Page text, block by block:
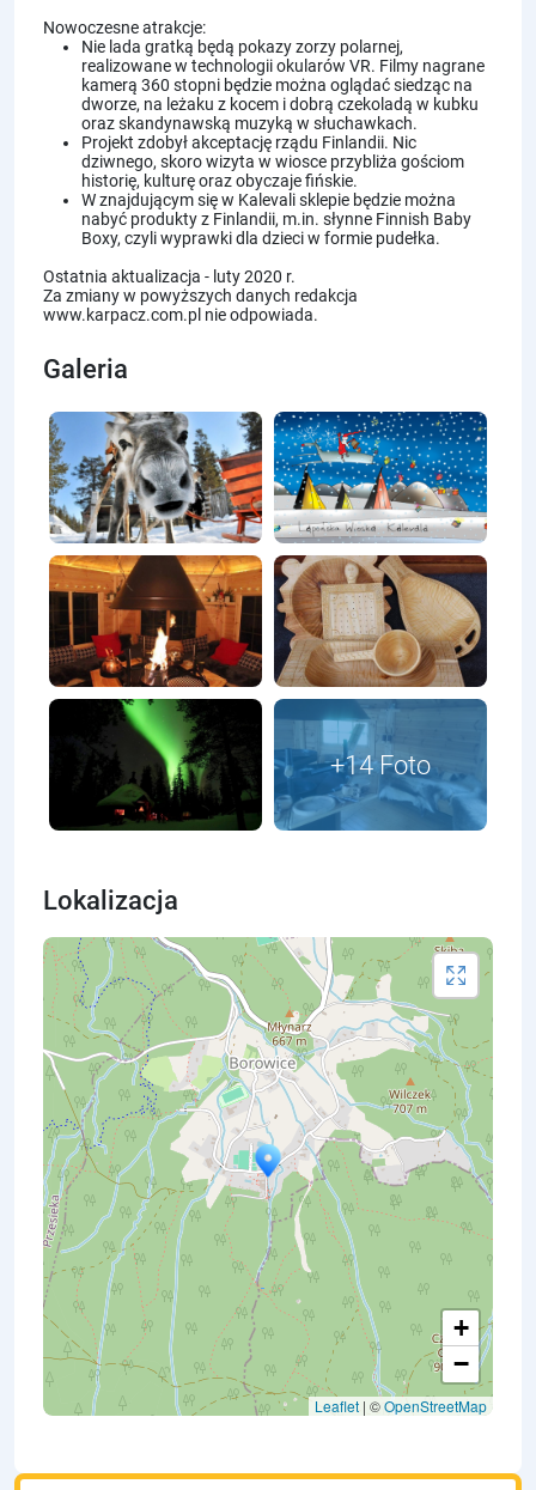
Nowoczesne atrakcje:
Nie lada gratką będą pokazy zorzy polarnej,
realizowane w technologii okularów VR. Filmy nagrane
kamerą 360 stopni będzie można oglądać siedząc na
dworze, na leżaku z kocem i dobrą czekoladą w kubku
oraz skandynawską muzyką w słuchawkach.
Projekt zdobył akceptację rządu Finlandii. Nic
dziwnego, skoro wizyta w wiosce przybliża gościom
historię, kulturę oraz obyczaje fińskie.
W znajdującym się w Kalevali sklepie będzie można
nabyć produkty z Finlandii, m.in. słynne Finnish Baby
Boxy, czyli wyprawki dla dzieci w formie pudełka.
Ostatnia aktualizacja - luty 2020 r.
Za zmiany w powyższych danych redakcja
www.karpacz.com.pl nie odpowiada.
Galeria
Lokalizacja
+
−
Leaflet | ©OpenStreetMap